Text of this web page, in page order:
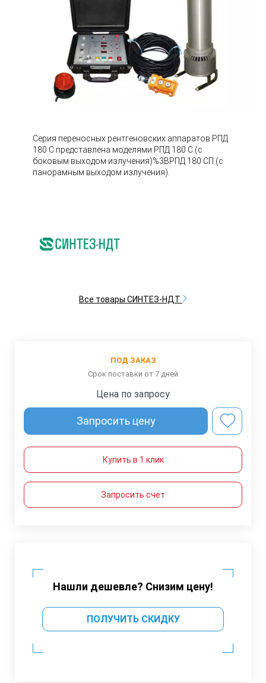
Серия переносных рентгеновских аппаратов РПД
180 С представлена моделями:РПД 180 С (с
боковым выходом излучения)%3BРПД 180 СП (с
панорамным выходом излучения).
Все товары СИНТЕЗ-НДТ
ПОД ЗАКАЗ
Срок поставки от 7 дней
Цена по запросу
Запросить цену
Купить в 1 клик
Запросить счет
Нашли дешевле? Снизим цену!
ПОЛУЧИТЬ СКИДКУ